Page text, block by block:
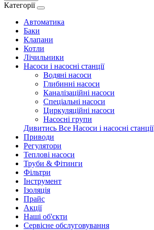
Категорії
Автоматика
Баки
Клапани
Котли
Лічильники
Насоси і насосні станції
Водяні насоси
Глибинні насоси
Каналізаційні насоси
Спеціальні насоси
Циркуляційні насоси
Насосні групи
Дивитись Все Насоси і насосні станції
Приводи
Регулятори
Теплові насоси
Труби & Фітинги
Фільтри
Інструмент
Ізоляція
Прайс
Акції
Наші об'єкти
Сервісне обслуговування